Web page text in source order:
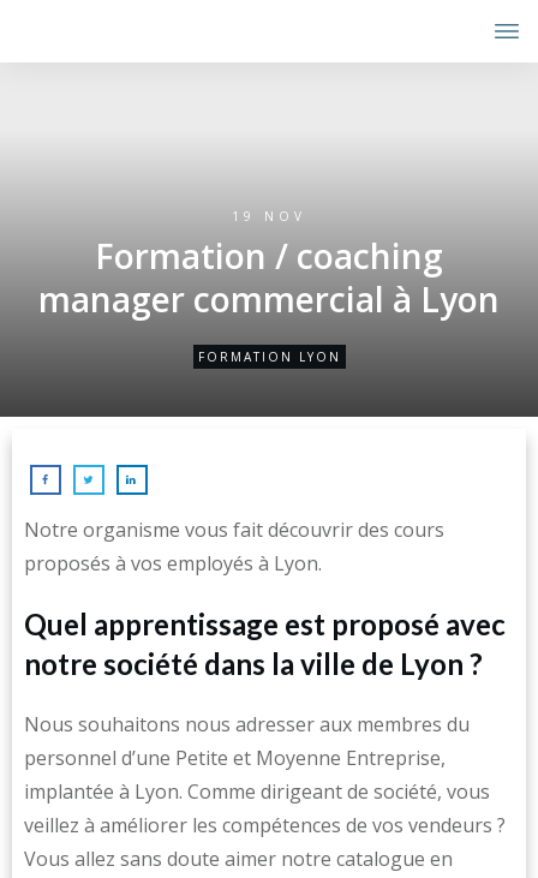
19 NOV
Formation / coaching
manager commercial à Lyon
FORMATION LYON
Notre organisme vous fait découvrir des cours
proposés à vos employés à Lyon.
Quel apprentissage est proposé avec
notre société dans la ville de Lyon ?
Nous souhaitons nous adresser aux membres du
personnel d’une Petite et Moyenne Entreprise,
implantée à Lyon. Comme dirigeant de société, vous
veillez à améliorer les compétences de vos vendeurs ?
Vous allez sans doute aimer notre catalogue en